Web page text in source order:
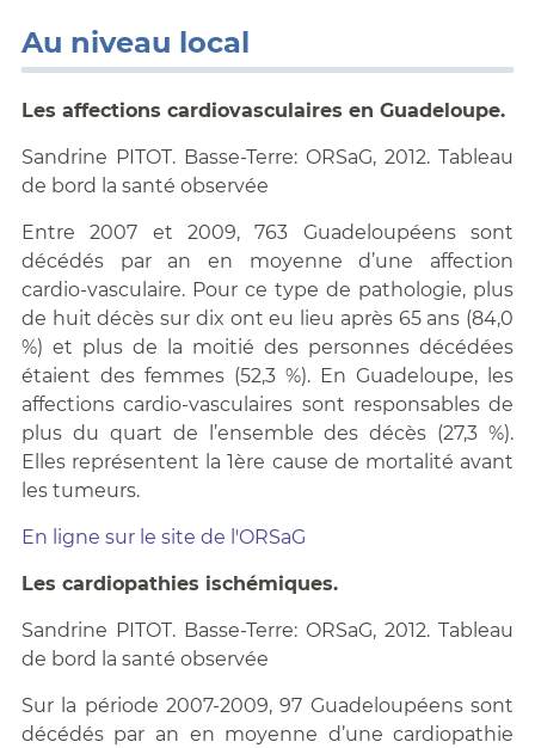
Au niveau local
Les affections cardiovasculaires en Guadeloupe.
Sandrine PITOT. Basse-Terre: ORSaG, 2012. Tableau
de bord la santé observée
Entre 2007 et 2009, 763 Guadeloupéens sont
décédés par an en moyenne d’une affection
cardio-vasculaire. Pour ce type de pathologie, plus
de huit décès sur dix ont eu lieu après 65 ans (84,0
%) et plus de la moitié des personnes décédées
étaient des femmes (52,3 %). En Guadeloupe, les
affections cardio-vasculaires sont responsables de
plus du quart de l’ensemble des décès (27,3 %).
Elles représentent la 1ère cause de mortalité avant
les tumeurs.
En ligne sur le site de l'ORSaG
Les cardiopathies ischémiques.
Sandrine PITOT. Basse-Terre: ORSaG, 2012. Tableau
de bord la santé observée
Sur la période 2007-2009, 97 Guadeloupéens sont
décédés par an en moyenne d’une cardiopathie